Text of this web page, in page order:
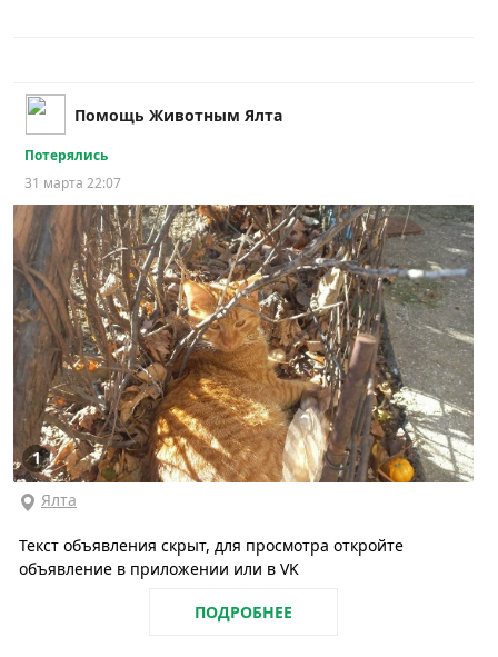
Помощь Животным Ялта
Потерялись
31 марта 22:07
1
Ялта
Текст объявления скрыт, для просмотра откройте
объявление в приложении или в VK
ПОДРОБНЕЕ